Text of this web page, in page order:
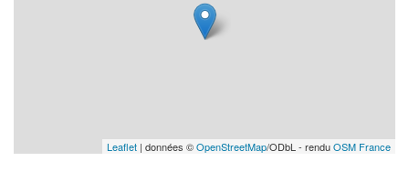
Leaflet | données ©OpenStreetMap/ODbL - renduOSM France